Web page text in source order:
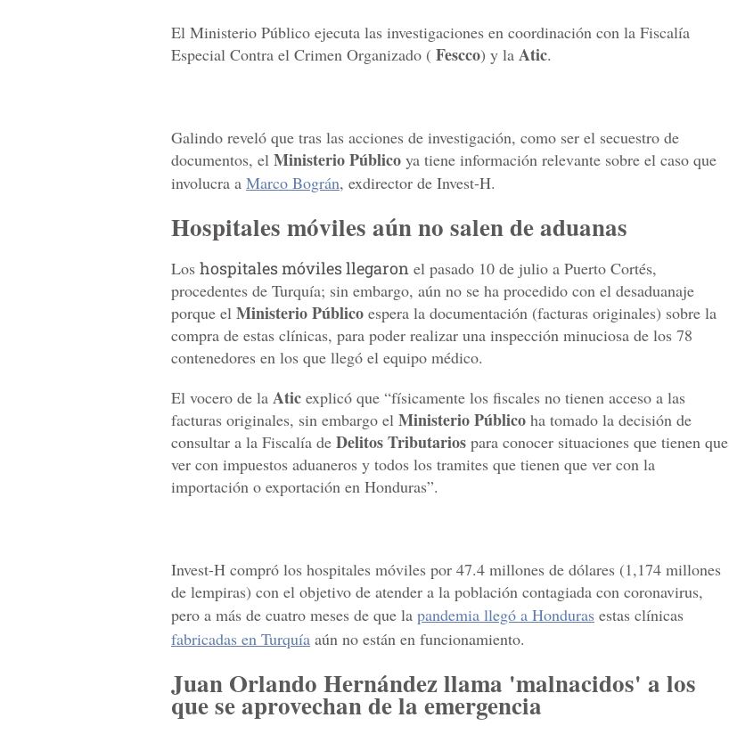
El Ministerio Público ejecuta las investigaciones en coordinación con la Fiscalía
Especial Contra el Crimen Organizado ( Fescco) y la Atic.
Galindo reveló que tras las acciones de investigación, como ser el secuestro de
documentos, el Ministerio Público ya tiene información relevante sobre el caso que
involucra a Marco Bográn, exdirector de Invest-H.
Hospitales móviles aún no salen de aduanas
Los hospitales móviles llegaron el pasado 10 de julio a Puerto Cortés,
procedentes de Turquía; sin embargo, aún no se ha procedido con el desaduanaje
porque el Ministerio Público espera la documentación (facturas originales) sobre la
compra de estas clínicas, para poder realizar una inspección minuciosa de los 78
contenedores en los que llegó el equipo médico.
El vocero de la Atic explicó que “físicamente los fiscales no tienen acceso a las
facturas originales, sin embargo el Ministerio Público ha tomado la decisión de
consultar a la Fiscalía de Delitos Tributarios para conocer situaciones que tienen que
ver con impuestos aduaneros y todos los tramites que tienen que ver con la
importación o exportación en Honduras”.
Invest-H compró los hospitales móviles por 47.4 millones de dólares (1,174 millones
de lempiras) con el objetivo de atender a la población contagiada con coronavirus,
pero a más de cuatro meses de que la pandemia llegó a Honduras estas clínicas
fabricadas en Turquía aún no están en funcionamiento.
Juan Orlando Hernández llama 'malnacidos' a los
que se aprovechan de la emergencia